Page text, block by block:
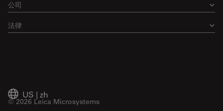
公司
法律
US | zh
© 2026 Leica Microsystems